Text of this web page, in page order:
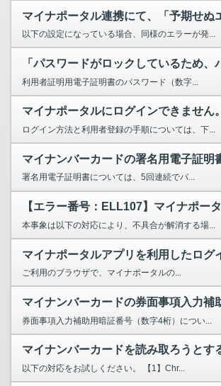
以下の設定になっている場合、同様のエラーが発...
利用者証明用電子証明書のパスワード（数字...
マイナポータルにログインできません。
ログイン方法と利用者登録の手順については、下...
署名用電子証明書については、5回連続でパ...
本事象は以下の対応により、不具合が解消する場...
ご利用のブラウザで、マイナポータルの...
券面事項入力補助用暗証番号（数字4桁）につい...
以下の対応をお試しください。 【1】Chr...